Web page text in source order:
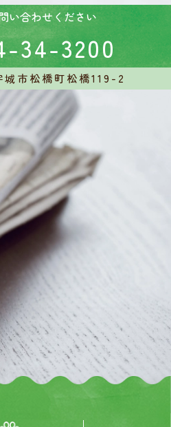
い合わせください
34-3200
城市松橋町松橋119-2